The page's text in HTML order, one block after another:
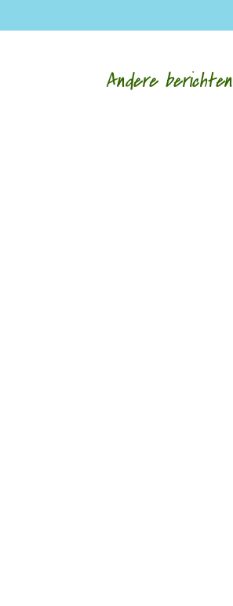
Andere berichten